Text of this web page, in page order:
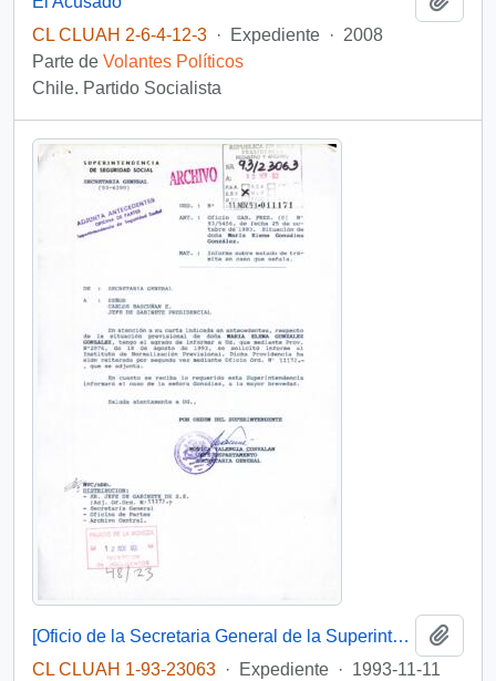
CL CLUAH 2-6-4-12-3 · Expediente · 2008
Parte de Volantes Políticos
Chile. Partido Socialista
[Oficio de la Secretaria General de la Superintendencia de Seguridad Social dirigida al Instituto de Normalización Previsional, referente a solicitud ciudadana]
CL CLUAH 1-93-23063 · Expediente · 1993-11-11